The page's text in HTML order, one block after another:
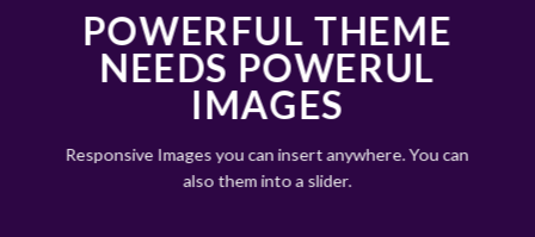
POWERFUL THEME
NEEDS POWERUL
IMAGES
Responsive Images you can insert anywhere. You can
also them into a slider.